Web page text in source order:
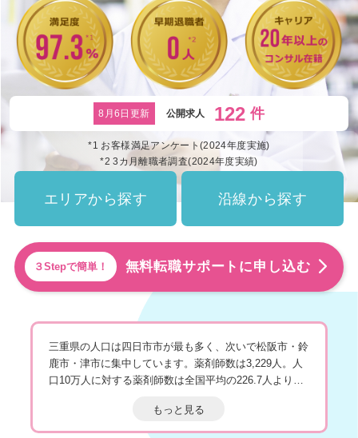
8月6日更新 公開求人 122 件
*1 お客様満足アンケート(2024年度実施)
*2 3カ月離職者調査(2024年度実績)
エリアから探す 沿線から探す
３Stepで簡単！ 無料転職サポートに申し込む
三重県の人口は四日市市が最も多く、次いで松阪市・鈴
鹿市・津市に集中しています。薬剤師数は3,229人。人
口10万人に対する薬剤師数は全国平均の226.7人よりも
もっと見る